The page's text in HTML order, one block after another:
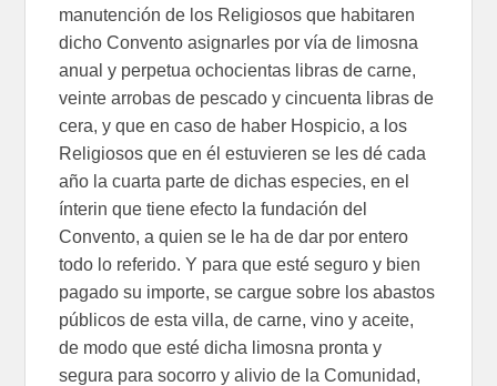
manutención de los Religiosos que habitaren
dicho Convento asignarles por vía de limosna
anual y perpetua ochocientas libras de carne,
veinte arrobas de pescado y cincuenta libras de
cera, y que en caso de haber Hospicio, a los
Religiosos que en él estuvieren se les dé cada
año la cuarta parte de dichas especies, en el
ínterin que tiene efecto la fundación del
Convento, a quien se le ha de dar por entero
todo lo referido. Y para que esté seguro y bien
pagado su importe, se cargue sobre los abastos
públicos de esta villa, de carne, vino y aceite,
de modo que esté dicha limosna pronta y
segura para socorro y alivio de la Comunidad,